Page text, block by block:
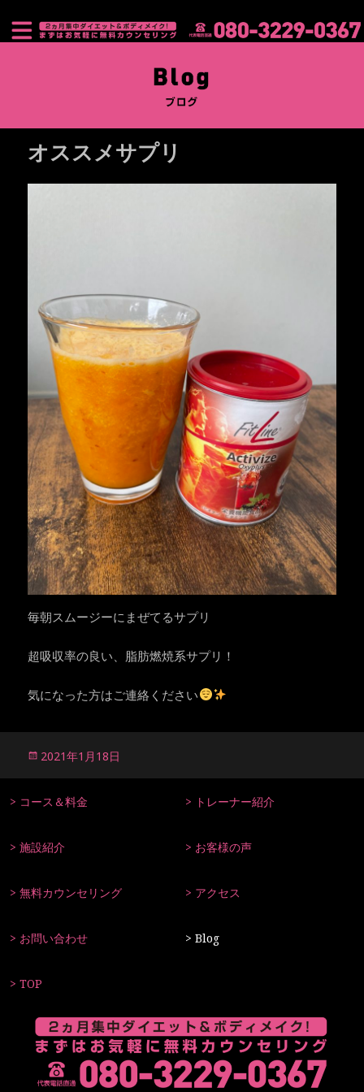
オススメサプリ
毎朝スムージーにまぜてるサプリ
超吸収率の良い、脂肪燃焼系サプリ！
気になった方はご連絡ください
投
2021年1月18日
コース＆料金 トレーナー紹介
施設紹介 お客様の声
無料カウンセリング アクセス
お問い合わせ Blog
TOP